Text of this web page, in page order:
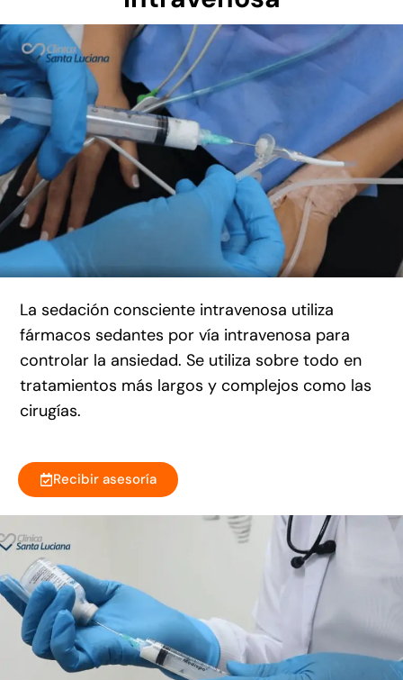
La sedación consciente intravenosa utiliza
fármacos sedantes por vía intravenosa para
controlar la ansiedad. Se utiliza sobre todo en
tratamientos más largos y complejos como las
cirugías.
Recibir asesoría